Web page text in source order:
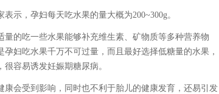
，孕妇每天吃水果的量大概为200~300g。
的吃一些水果能够补充维生素、矿物质等多种营养物
妇吃水果千万不可过量，而且最好选择低糖量的水果，
容易诱发妊娠期糖尿病。
会受到影响，同时也不利于胎儿的健康发育，还易引发